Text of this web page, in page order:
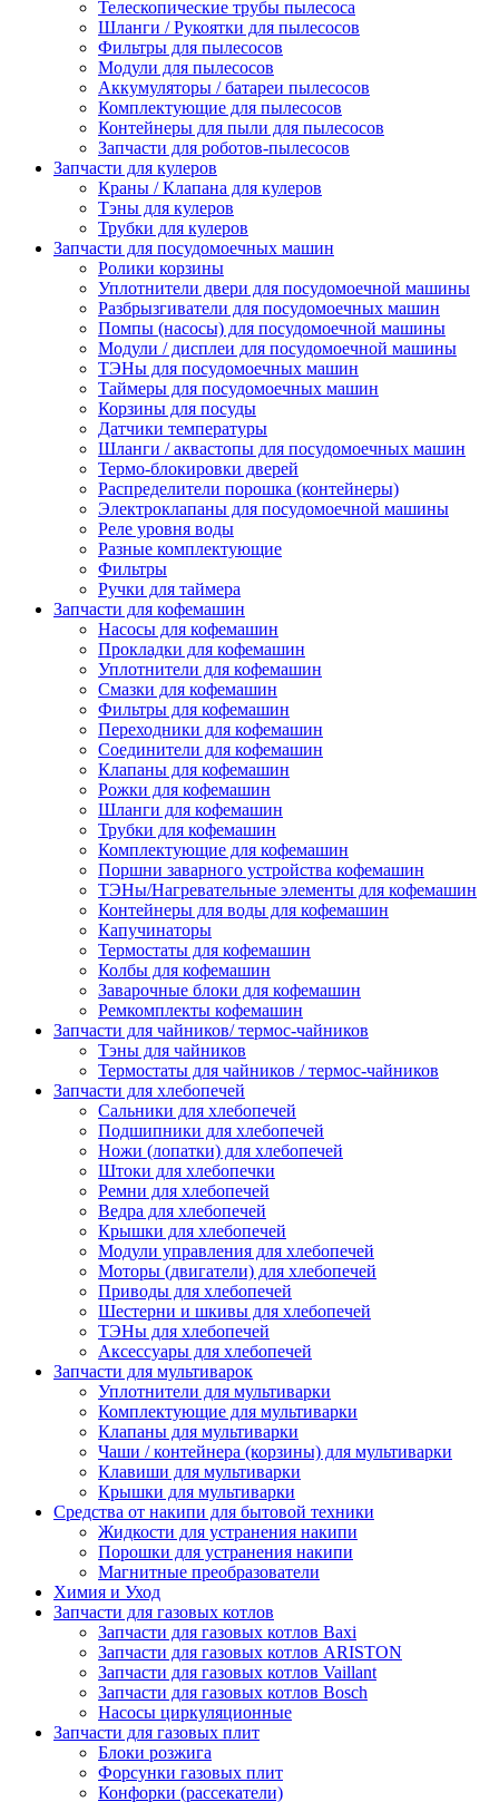
Телескопические трубы пылесоса
Шланги / Рукоятки для пылесосов
Фильтры для пылесосов
Модули для пылесосов
Аккумуляторы / батареи пылесосов
Комплектующие для пылесосов
Контейнеры для пыли для пылесосов
Запчасти для роботов-пылесосов
Запчасти для кулеров
Краны / Клапана для кулеров
Тэны для кулеров
Трубки для кулеров
Запчасти для посудомоечных машин
Ролики корзины
Уплотнители двери для посудомоечной машины
Разбрызгиватели для посудомоечных машин
Помпы (насосы) для посудомоечной машины
Модули / дисплеи для посудомоечной машины
ТЭНы для посудомоечных машин
Таймеры для посудомоечных машин
Корзины для посуды
Датчики температуры
Шланги / аквастопы для посудомоечных машин
Термо-блокировки дверей
Распределители порошка (контейнеры)
Электроклапаны для посудомоечной машины
Реле уровня воды
Разные комплектующие
Фильтры
Ручки для таймера
Запчасти для кофемашин
Насосы для кофемашин
Прокладки для кофемашин
Уплотнители для кофемашин
Смазки для кофемашин
Фильтры для кофемашин
Переходники для кофемашин
Соединители для кофемашин
Клапаны для кофемашин
Рожки для кофемашин
Шланги для кофемашин
Трубки для кофемашин
Комплектующие для кофемашин
Поршни заварного устройства кофемашин
ТЭНы/Нагревательные элементы для кофемашин
Контейнеры для воды для кофемашин
Капучинаторы
Термостаты для кофемашин
Колбы для кофемашин
Заварочные блоки для кофемашин
Ремкомплекты кофемашин
Запчасти для чайников/ термос-чайников
Тэны для чайников
Термостаты для чайников / термос-чайников
Запчасти для хлебопечей
Сальники для хлебопечей
Подшипники для хлебопечей
Ножи (лопатки) для хлебопечей
Штоки для хлебопечки
Ремни для хлебопечей
Ведра для хлебопечей
Крышки для хлебопечей
Модули управления для хлебопечей
Моторы (двигатели) для хлебопечей
Приводы для хлебопечей
Шестерни и шкивы для хлебопечей
ТЭНы для хлебопечей
Аксессуары для хлебопечей
Запчасти для мультиварок
Уплотнители для мультиварки
Комплектующие для мультиварки
Клапаны для мультиварки
Чаши / контейнера (корзины) для мультиварки
Клавиши для мультиварки
Крышки для мультиварки
Средства от накипи для бытовой техники
Жидкости для устранения накипи
Порошки для устранения накипи
Магнитные преобразователи
Химия и Уход
Запчасти для газовых котлов
Запчасти для газовых котлов Baxi
Запчасти для газовых котлов ARISTON
Запчасти для газовых котлов Vaillant
Запчасти для газовых котлов Bosch
Насосы циркуляционные
Запчасти для газовых плит
Блоки розжига
Форсунки газовых плит
Конфорки (рассекатели)